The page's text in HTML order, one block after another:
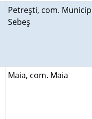
Petreşti, com.
Sebeş
Maia, com. Maia